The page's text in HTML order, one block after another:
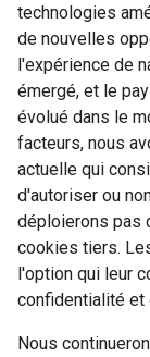
technologies
de nouvelles
l'expérience de
émergé, et le
évolué dans le
facteurs, nous
actuelle qui
d'autoriser ou
déploierons pas
cookies tiers.
l'option qui leur
confidentialité et
Nous